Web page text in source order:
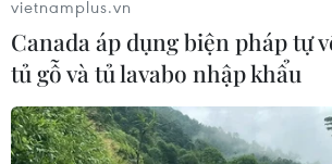
vietnamplus.vn
Canada áp dụng biện pháp tự
tủ gỗ và tủ lavabo nhập khẩu